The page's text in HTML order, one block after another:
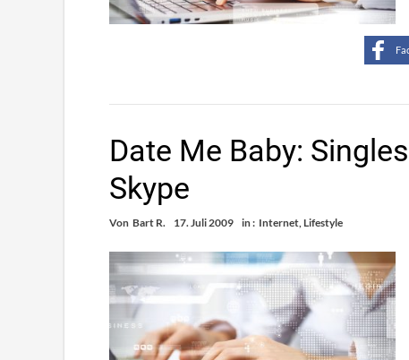
Date Me Baby:
Skype
Von Bart R. 17. Juli 2009 in : Internet,Lifestyle